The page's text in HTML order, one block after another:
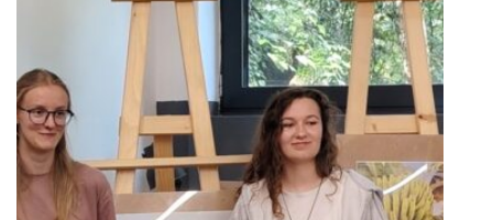
Matematika objektívom
fotoaparátu